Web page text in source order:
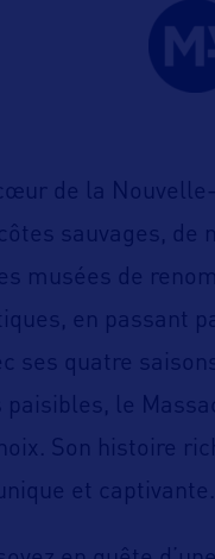
de la
sauvages,
musées de
en passant
ses quatre
paisibles, le
Son histoire
et captivante.